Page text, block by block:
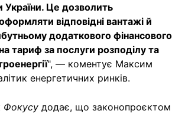
України. Це дозволить
відповідні вантажі й
додаткового фінансового
тариф за послуги розподілу та
", — коментує Максим
енергетичних ринків.
Фокусу додає, що законопроєктом